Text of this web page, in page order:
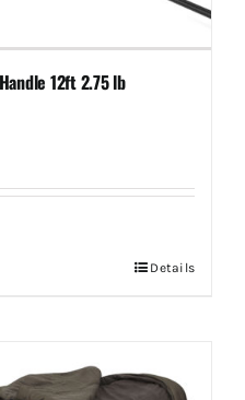
12ft 2.75 lb
Details